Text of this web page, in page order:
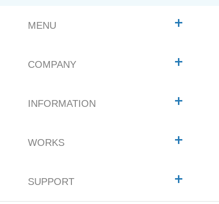
MENU
COMPANY
INFORMATION
WORKS
SUPPORT